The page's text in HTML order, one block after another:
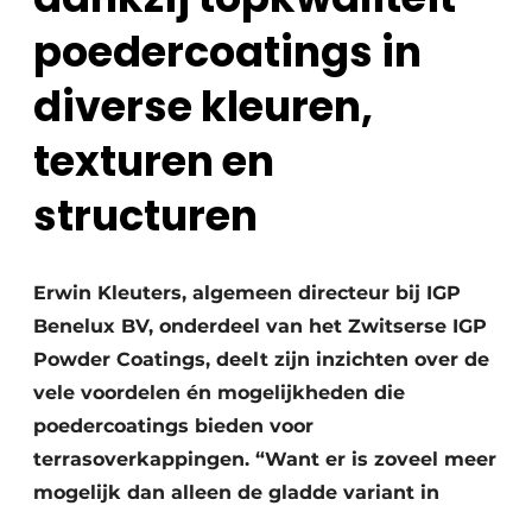
poedercoatings in
diverse kleuren,
texturen en
structuren
Erwin Kleuters, algemeen directeur bij IGP
Benelux BV, onderdeel van het Zwitserse IGP
Powder Coatings, deelt zijn inzichten over de
vele voordelen én mogelijkheden die
poedercoatings bieden voor
terrasoverkappingen. “Want er is zoveel meer
mogelijk dan alleen de gladde variant in